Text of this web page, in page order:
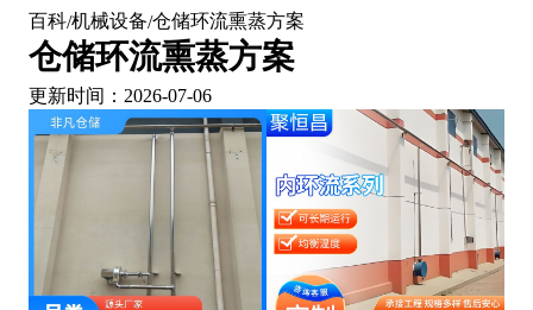
百科/机械设备/仓储环流熏蒸方案
仓储环流熏蒸方案
更新时间：2026-07-06